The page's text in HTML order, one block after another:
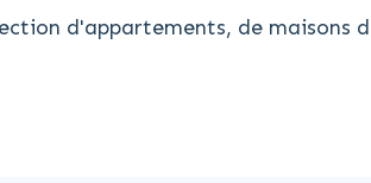
d'appartements, de maisons